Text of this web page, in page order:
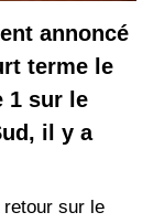
annoncé
terme le
1 sur le
il y a
sur le